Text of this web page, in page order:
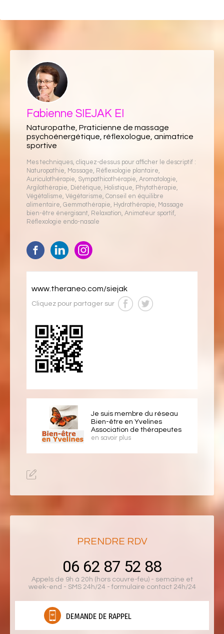
Fabienne SIEJAK EI
Naturopathe, Praticienne de massage
psychoénergétique, réflexologue, animatrice
sportive
Mes techniques, cliquez-dessus pour afficher le descriptif :
Naturopathie, Massage, Réflexologie plantaire,
Auriculothérapie, Sympathicothérapie, Aromatologie,
Argilothérapie, Diététique, Holistique, Phytothérapie,
Végétalisme, Végétarisme, Conseil en équilibre
alimentaire, Gemmothérapie, Hydrothérapie, Massage
bien-être énergisant, Relaxation, Animateur sportif,
Réflexologie endo-nasale
www.theraneo.com/siejak
Cliquez pour partager sur
Je suis membre du réseau
Bien-être en Yvelines
Association de thérapeutes
en savoir plus
PRENDRE RDV
06 62 87 52 88
Appels de 9h à 20h (hors couvre-feu) - semaine et
week-end - SMS 24h/24 - formulaire contact 24h/24
DEMANDE DE RAPPEL